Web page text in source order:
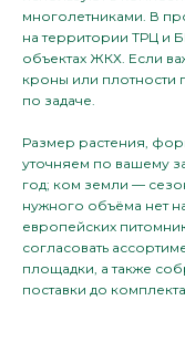
многолетниками. В
на территории ТРЦ и
объектах ЖКХ. Если
кроны или плотности
по задаче.
Размер растения,
уточняем по вашему
год; ком земли —
нужного объёма нет
европейских
согласовать
площадки, а также
поставки до